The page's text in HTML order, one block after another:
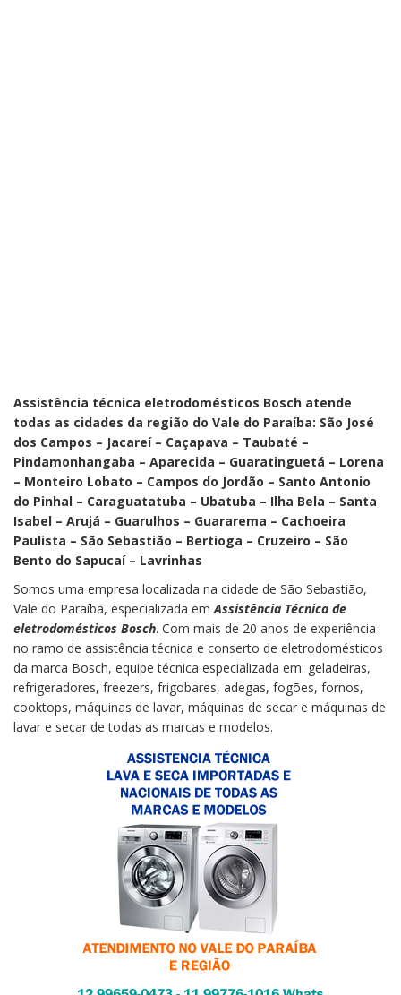
Assistência técnica eletrodomésticos Bosch atende
todas as cidades da região do Vale do Paraíba: São José
dos Campos – Jacareí – Caçapava – Taubaté –
Pindamonhangaba – Aparecida – Guaratinguetá – Lorena
– Monteiro Lobato – Campos do Jordão – Santo Antonio
do Pinhal – Caraguatatuba – Ubatuba – Ilha Bela – Santa
Isabel – Arujá – Guarulhos – Guararema – Cachoeira
Paulista – São Sebastião – Bertioga – Cruzeiro – São
Bento do Sapucaí – Lavrinhas
Somos uma empresa localizada na cidade de São Sebastião,
Vale do Paraíba, especializada emAssistência Técnica de
eletrodomésticos Bosch. Com mais de 20 anos de experiência
no ramo de assistência técnica e conserto de eletrodomésticos
da marca Bosch, equipe técnica especializada em: geladeiras,
refrigeradores, freezers, frigobares, adegas, fogões, fornos,
cooktops, máquinas de lavar, máquinas de secar e máquinas de
lavar e secar de todas as marcas e modelos.